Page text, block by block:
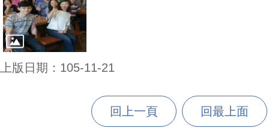
上版日期：105-11-21
回上一頁 回最上面